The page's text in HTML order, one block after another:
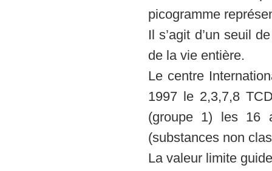
picogramme
Il s’agit d’un seuil
de la vie entière.
Le centre
1997 le 2,3,7,8
(groupe 1) les 16
(substances non
La valeur limite